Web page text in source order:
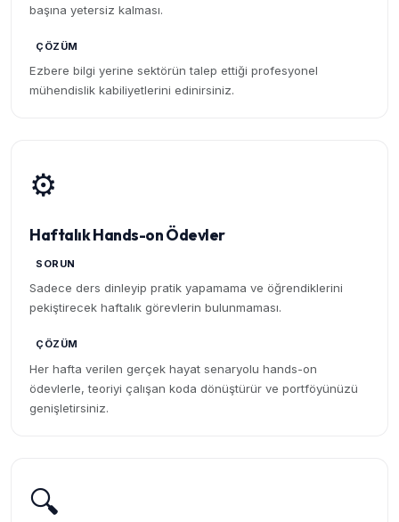
başına yetersiz kalması.
ÇÖZÜM
Ezbere bilgi yerine sektörün talep ettiği profesyonel
mühendislik kabiliyetlerini edinirsiniz.
⚙️
Haftalık Hands-on Ödevler
SORUN
Sadece ders dinleyip pratik yapamama ve öğrendiklerini
pekiştirecek haftalık görevlerin bulunmaması.
ÇÖZÜM
Her hafta verilen gerçek hayat senaryolu hands-on
ödevlerle, teoriyi çalışan koda dönüştürür ve portföyünüzü
genişletirsiniz.
🔍